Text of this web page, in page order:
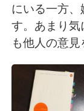
繁體中文
العربية
Deutsch
한국어
にいる一方
す。あまり
も他人の意